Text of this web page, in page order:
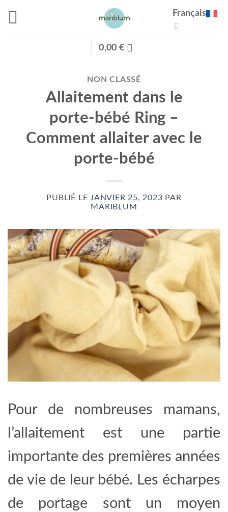
au
Français
0,00 €
NON CLASSÉ
Allaitement dans le
porte-bébé Ring –
Comment allaiter avec le
porte-bébé
PUBLIÉ LEJANVIER 25, 2023 PAR
MARIBLUM
Pour de nombreuses mamans,
l’allaitement est une partie
importante des premières années
de vie de leur bébé. Les écharpes
de portage sont un moyen